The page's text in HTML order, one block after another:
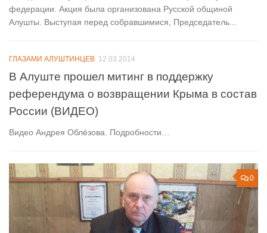
федерации. Акция была организована Русской общиной
Алушты. Выступая перед собравшимися, Председатель...
ГЛАЗАМИ АЛУШТИНЦЕВ 12.03.2014
В Алуште прошел митинг в поддержку
референдума о возвращении Крыма в состав
России (ВИДЕО)
Видео Андрея Облёзова. Подробности…
0